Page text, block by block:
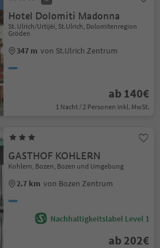
Hotel Dolomiti Madonna
St. Ulrich/Urtijëi, St.Ulrich, Dolomitenregion
Gröden
347 m von St.Ulrich Zentrum
ab 140€
1 Nacht / 2 Personen Inkl. MwSt.
GASTHOF KOHLERN
Kohlern, Bozen, Bozen und Umgebung
2.7 km von Bozen Zentrum
Nachhaltigkeitslabel Level 1
ab 202€